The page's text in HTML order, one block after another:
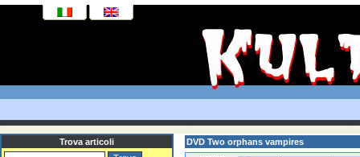
Trova articoli DVD Two orphans vampires